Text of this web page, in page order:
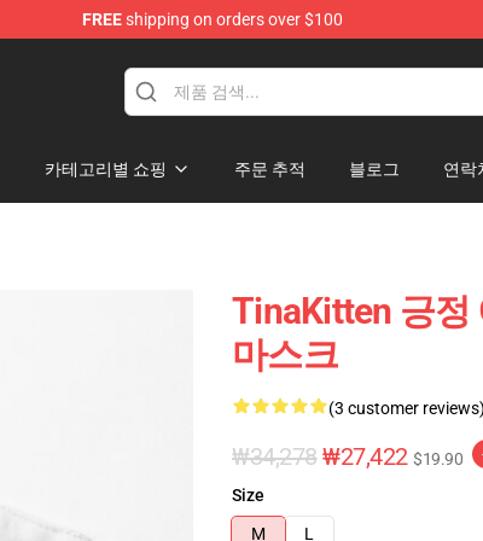
FREEshipping on orders over $100
카테고리별 쇼핑 주문 추적 블로그 연락
TinaKitten 긍정
마스크
(3 customer
₩34,278₩27,422 $19.90
Size
M
L